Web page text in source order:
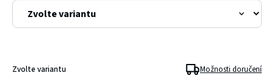
Zvolte variantu Možnosti doručení